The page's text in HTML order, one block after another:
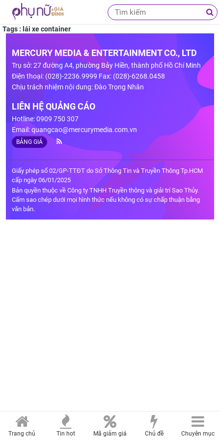
Tags : lái xe container
MERCURY MEDIA & ENTERTAINMENT CO., LTD
Trụ sở: 27 đường A4, phường Bảy Hiền, thành phố Hồ Chí Minh
Điện thoại: (028)-2236.9999 Fax: (028)-6268.0458
Chịu trách nhiệm nội dung: Đào Trọng Nhân
LIÊN HỆ QUẢNG CÁO
Hotline: 0909 750 307
Email:quangcao@mercurymedia.com.vn
BẢNG GIÁ
Giấy phép số 02/GP-TTĐT do Sở Thông Tin và Truyền Thông Tp.HCM
cấp ngày 06/01/2025
Bản quyền thuộc về Công ty TNHH Truyền thông và giải trí Sao Thủy.
Cấm sao chép dưới mọi hình thức nếu không có sự chấp thuận bằng
văn bản.
Trang chủ Tin hot Mã giảm giá Chủ đề Chuyên mục